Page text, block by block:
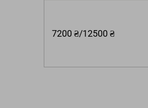
7200 ₴/12500 ₴